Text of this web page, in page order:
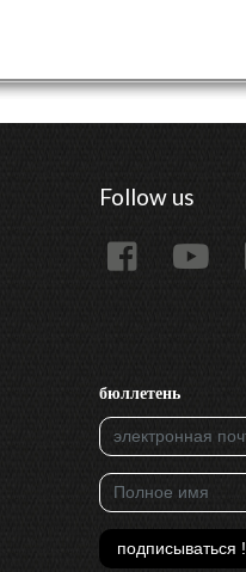
Follow us
бюллетень
подписываться !